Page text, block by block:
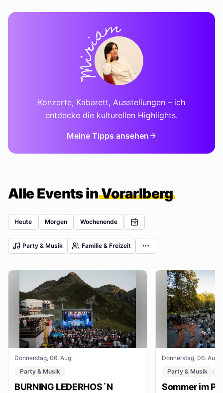
Konzerte, Kabarett, Ausstellungen – ich
entdecke die kulturellen Highlights.
Meine Tipps ansehen
Alle Events inVorarlberg
Heute Morgen Wochenende
Party & Musik Familie & Freizeit
Donnerstag, 06. Aug.
Party & Musik
BURNING LEDERHOS´N
Donnerstag, 06. Aug.
Party & Musik
Sommer im